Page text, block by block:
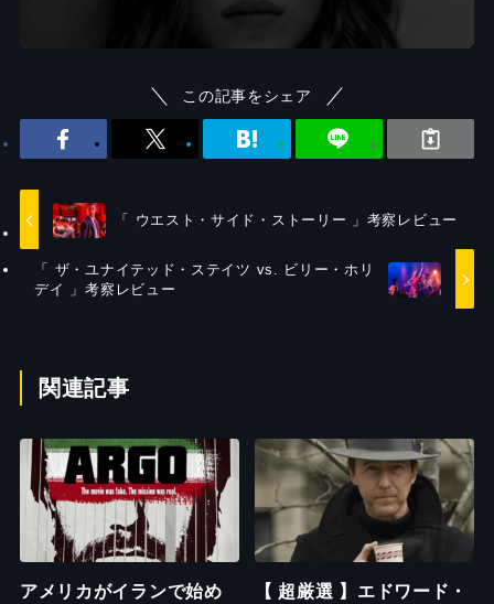
この記事をシェア
「 ウエスト・サイド・ストーリー 」考察レビュー
「 ザ・ユナイテッド・ステイツ vs. ビリー・ホリ
デイ 」考察レビュー
関連記事
アメリカがイランで始め 【 超厳選 】エドワード・